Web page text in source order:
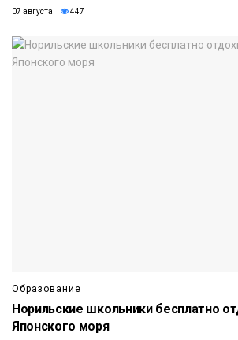
07 августа 447
Образование
Норильские школьники бесплатно
Японского моря